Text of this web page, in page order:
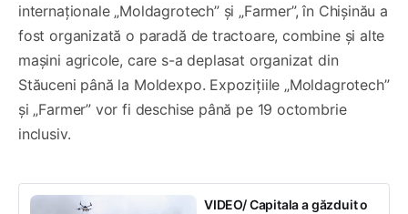
internaționale „Moldagrotech” și „Farmer”, în Chișinău a
fost organizată o paradă de tractoare, combine și alte
mașini agricole, care s-a deplasat organizat din
Stăuceni până la Moldexpo. Expozițiile „Moldagrotech”
și „Farmer” vor fi deschise până pe 19 octombrie
inclusiv.
VIDEO/ Capitala a găzduit o